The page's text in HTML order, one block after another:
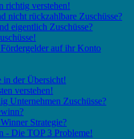
richtig verstehen!
nicht rückzahlbare Zuschüsse?
eigentlich Zuschüsse?
auf ihr Konto
in der Übersicht!
verstehen!
Unternehmen Zuschüsse?
Strategie?
- Die TOP 3 Probleme!